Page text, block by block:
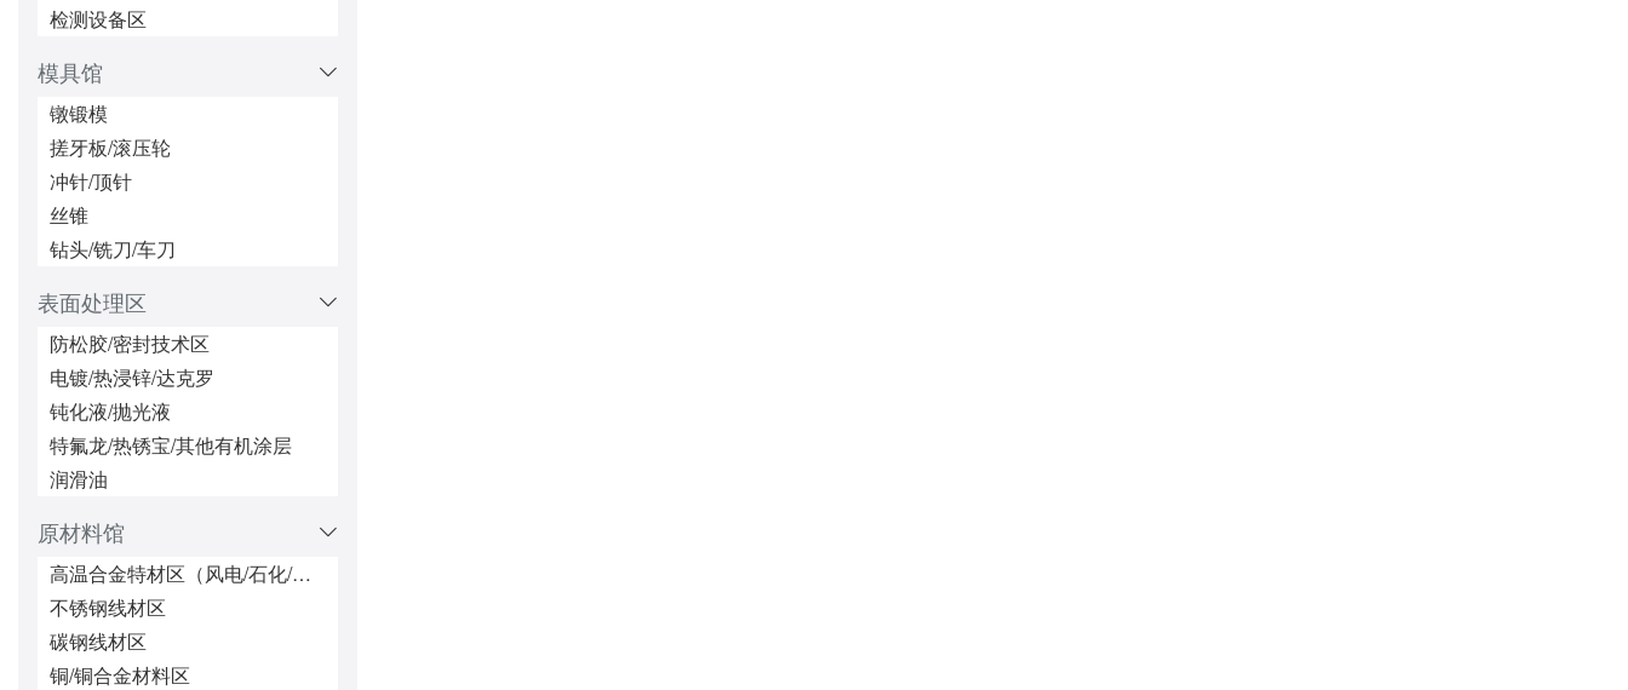
铆接紧固件区
密封类（密封圈、油封、堵头）
索具、吊环
安装工具区(扳手、铆接工具等)
特殊非标件/异型紧固件区
检测设备区
模具馆
镦锻模
搓牙板/滚压轮
冲针/顶针
丝锥
钻头/铣刀/车刀
表面处理区
防松胶/密封技术区
电镀/热浸锌/达克罗
钝化液/抛光液
特氟龙/热锈宝/其他有机涂层
润滑油
原材料馆
高温合金特材区（风电/石化/核电）
不锈钢线材区
碳钢线材区
铜/铜合金材料区